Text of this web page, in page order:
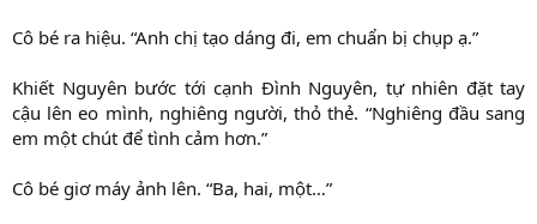
Cô bé ra hiệu. “Anh chị tạo dáng đi, em chuẩn bị chụp ạ.”
Khiết Nguyên bước tới cạnh Đình Nguyên, tự nhiên đặt tay
cậu lên eo mình, nghiêng người, thỏ thẻ. “Nghiêng đầu sang
em một chút để tình cảm hơn.”
Cô bé giơ máy ảnh lên. “Ba, hai, một…”